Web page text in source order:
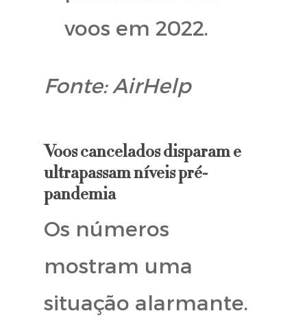
voos em 2022.
Fonte: AirHelp
Voos cancelados disparam e
ultrapassam níveis pré-
pandemia
Os números
mostram uma
situação alarmante.